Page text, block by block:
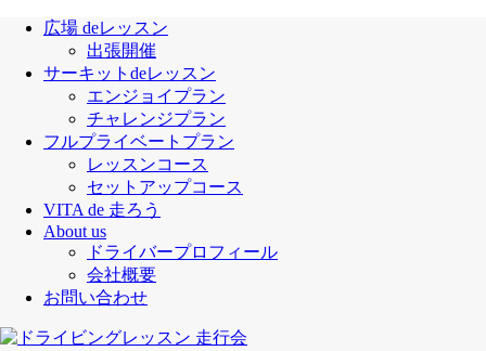
広場 deレッスン
出張開催
サーキットdeレッスン
エンジョイプラン
チャレンジプラン
フルプライベートプラン
レッスンコース
セットアップコース
VITA de 走ろう
About us
ドライバープロフィール
会社概要
お問い合わせ